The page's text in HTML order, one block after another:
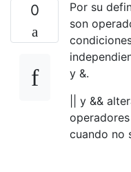
0
Por su
son
y &.
|| y &&
cuando no